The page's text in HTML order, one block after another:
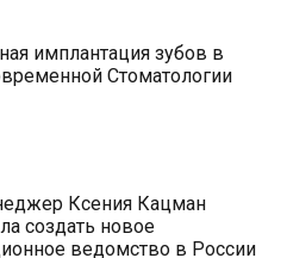
имплантация зубов в
Стоматологии
Ксения Кацман
создать новое
ведомство в России